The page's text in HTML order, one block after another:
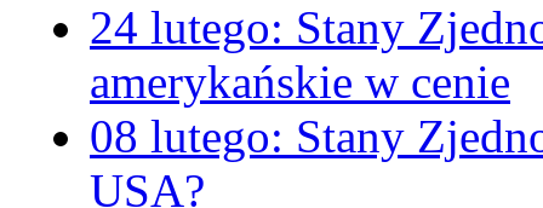
24 lutego: Stany
amerykańskie w cenie
08 lutego: Stany
USA?